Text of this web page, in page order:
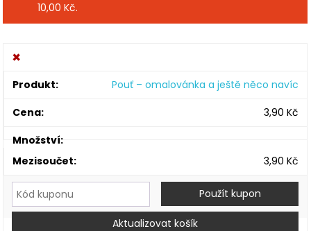
10,00Kč.
×
Pouť – omalovánka a ještě něco navíc
3,90Kč
a
3,90Kč
Použít kupon
Aktualizovat košík